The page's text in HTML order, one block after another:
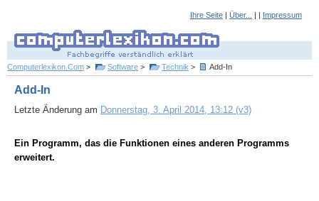
Ihre Seite | Über... | | Impressum
Computerlexikon.Com > Software > Technik > Add-In
Add-In
Letzte Änderung am Donnerstag, 3. April 2014, 13:12 (v3)
Ein Programm, das die Funktionen eines anderen Programms
erweitert.